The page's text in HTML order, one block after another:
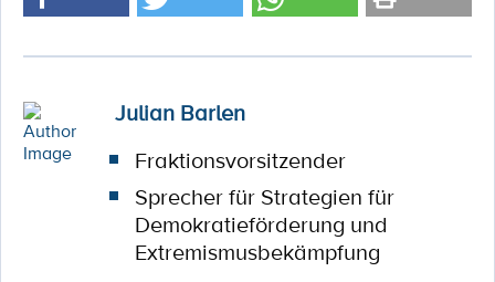
Julian Barlen
Fraktionsvorsitzender
Sprecher für Strategien für
Demokratieförderung und
Extremismusbekämpfung